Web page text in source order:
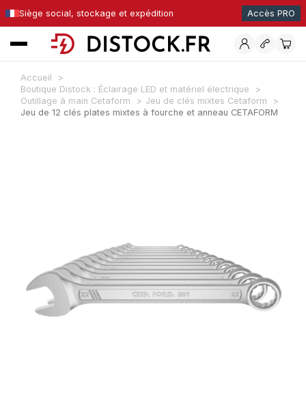
Siège social, stockage et expédition Accès PRO
Accueil
Boutique Distock : Éclairage LED et matériel électrique
Outillage à main Cetaform
Jeu de clés mixtes Cetaform
Jeu de 12 clés plates mixtes à fourche et anneau CETAFORM